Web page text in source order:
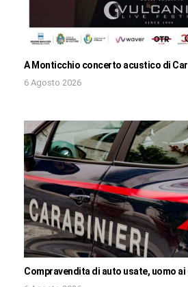
A Monticchio concerto acustico di
6 Agosto 2026
Compravendita di auto usate, uomo